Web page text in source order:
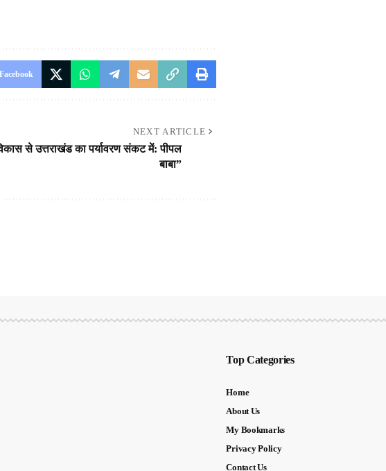
Facebook
NEXT ARTICLE
से उत्तराखंड का पर्यावरण संकट में: पीपल
बाबा”
Top Categories
Home
About Us
My Bookmarks
Privacy Policy
Contact Us